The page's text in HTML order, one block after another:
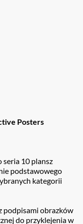
Posters
seria 10 plansz
podstawowego
kategorii
podpisami obrazków
do przyklejenia w